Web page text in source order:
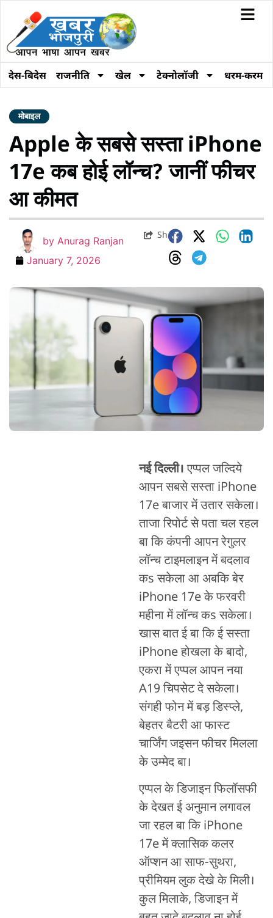
देस-बिदेस राजनीति खेल टेक्नोलॉजी धरम-करम
मोबाइल
Apple के सबसे सस्ता iPhone
17e कब होई लॉन्च? जानीं फीचर
आ कीमत
by Anurag Ranjan
January 7, 2026
Share
नई दिल्ली।एप्पल जल्दिये
आपन सबसे सस्ता iPhone
17e बाजार में उतार सकेला।
ताजा रिपोर्ट से पता चल रहल
बा कि कंपनी आपन रेगुलर
लॉन्च टाइमलाइन में बदलाव
कs सकेला आ अबकि बेर
iPhone 17e के फरवरी
महीना में लॉन्च कs सकेला।
खास बात ई बा कि ई सस्ता
iPhone होखला के बादो,
एकरा में एप्पल आपन नया
A19 चिपसेट दे सकेला।
संगही फोन में बड़ डिस्प्ले,
बेहतर बैटरी आ फास्ट
चार्जिंग जइसन फीचर मिलला
के उम्‍मेद बा।
एप्पल के डिजाइन फिलॉसफी
के देखत ई अनुमान लगावल
जा रहल बा कि iPhone
17e में क्लासिक कलर
ऑप्शन आ साफ-सुथरा,
प्रीमियम लुक देखे के मिली।
कुल मिलाके, डिजाइन में